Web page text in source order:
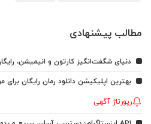
مطالب پیشنهادی
دنیای شگفت‌انگیز کارتون و انیمیشن،
بهترین اپلیکیشن دانلود رمان رایگان برای
رپورتاژ آگهی